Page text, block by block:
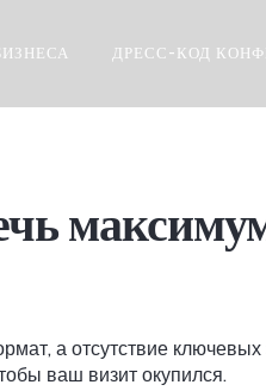
ДРЕСС-КОД
а отсутствие
ваш визит окупился.